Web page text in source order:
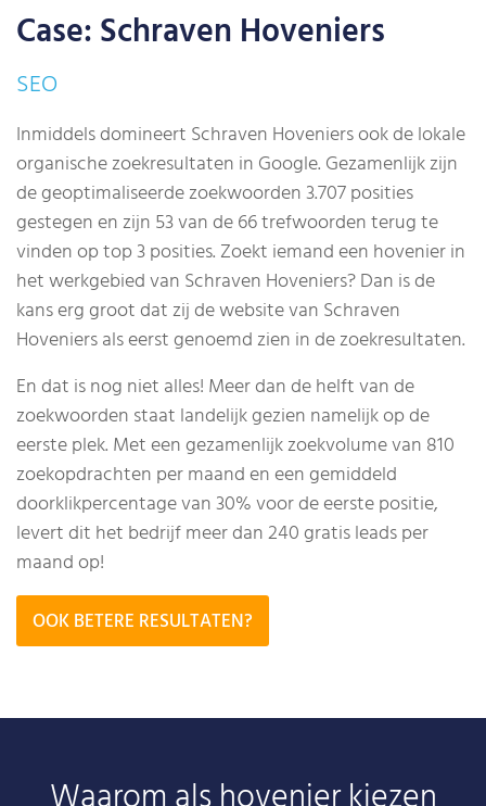
Case: Schraven Hoveniers
SEO
Inmiddels domineert Schraven Hoveniers ook de lokale
organische zoekresultaten in Google. Gezamenlijk zijn
de geoptimaliseerde zoekwoorden 3.707 posities
gestegen en zijn 53 van de 66 trefwoorden terug te
vinden op top 3 posities. Zoekt iemand een hovenier in
het werkgebied van Schraven Hoveniers? Dan is de
kans erg groot dat zij de website van Schraven
Hoveniers als eerst genoemd zien in de zoekresultaten.
En dat is nog niet alles! Meer dan de helft van de
zoekwoorden staat landelijk gezien namelijk op de
eerste plek. Met een gezamenlijk zoekvolume van 810
zoekopdrachten per maand en een gemiddeld
doorklikpercentage van 30% voor de eerste positie,
levert dit het bedrijf meer dan 240 gratis leads per
maand op!
OOK BETERE RESULTATEN?